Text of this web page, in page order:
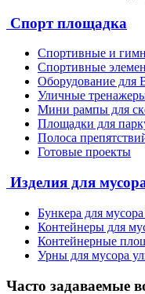
Спорт площадка
Спортивные и
Спортивные
Оборудование для
Уличные
Мини рампы для
Площадки для
Полоса
Готовые проекты
Изделия для
Бункера для
Контейнеры для
Контейнерные
Урны для мусора
Часто задаваемые